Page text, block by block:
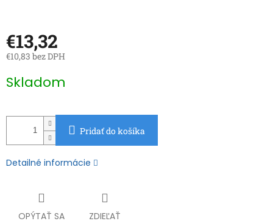
€13,32
€10,83 bez DPH
cena:
Skladom
Pridať do košíka
Detailné informácie
OPÝTAŤ SA ZDIEĽAŤ